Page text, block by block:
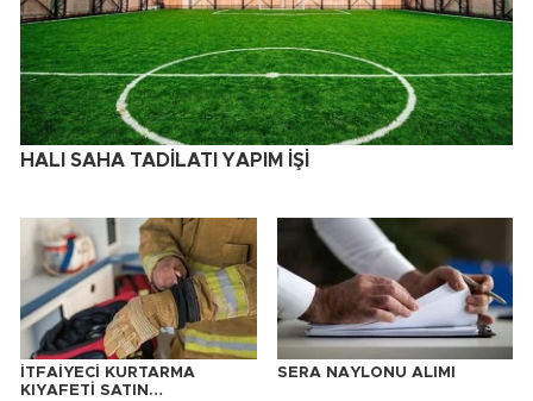
HALI SAHA TADİLATI YAPIM İŞİ
İTFAİYECİ KURTARMA
KIYAFETİ SATIN
SERA NAYLONU ALIMI